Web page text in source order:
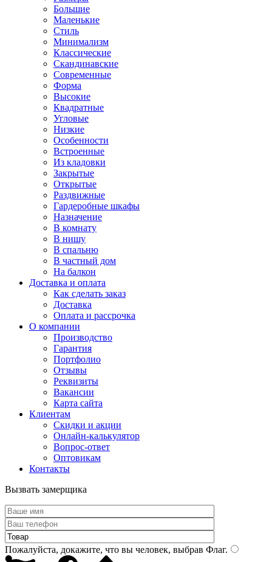
Большие
Маленькие
Стиль
Минимализм
Классические
Скандинавские
Современные
Форма
Высокие
Квадратные
Угловые
Низкие
Особенности
Встроенные
Из кладовки
Закрытые
Открытые
Раздвижные
Гардеробные шкафы
Назначение
В комнату
В нишу
В спальню
В частный дом
На балкон
Доставка и оплата
Как сделать заказ
Доставка
Оплата и рассрочка
О компании
Производство
Гарантия
Портфолио
Отзывы
Реквизиты
Вакансии
Карта сайта
Клиентам
Скидки и акции
Онлайн-калькулятор
Вопрос-ответ
Оптовикам
Контакты
Вызвать замерщика
Пожалуйста, докажите, что вы человек, выбрав Флаг.